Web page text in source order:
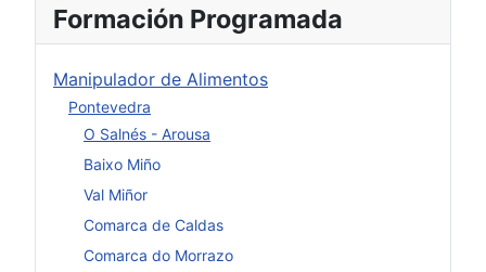
Formación Programada
Manipulador de Alimentos
Pontevedra
O Salnés - Arousa
Baixo Miño
Val Miñor
Comarca de Caldas
Comarca do Morrazo